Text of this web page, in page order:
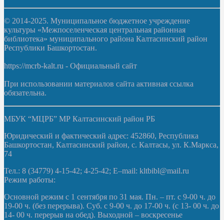
© 2014-2025. Муниципальное бюджетное учреждение
культуры «Межпоселенческая центральная районная
библиотека» муниципального района Калтасинский район
Республики Башкортостан.
https://mcrb-kalt.ru - Официальный сайт
При использовании материалов сайта активная ссылка
обязательна.
МБУК “МЦРБ” МР Калтасинский район РБ
Юридический и фактический адрес: 452860, Республика
Башкортостан, Калтасинский район, с. Калтасы, ул. К.Маркса,
74
Тел.: 8 (34779) 4-15-42; 4-25-42; E–mail: kltbibl@mail.ru
Режим работы:
Основной режим с 1 сентября по 31 мая. Пн. – пт. с 9-00 ч. до
19-00 ч. (без перерыва). Суб. с 9-00 ч. до 17-00 ч. (с 13- 00 ч. до
14- 00 ч. перерыв на обед). Выходной – воскресенье